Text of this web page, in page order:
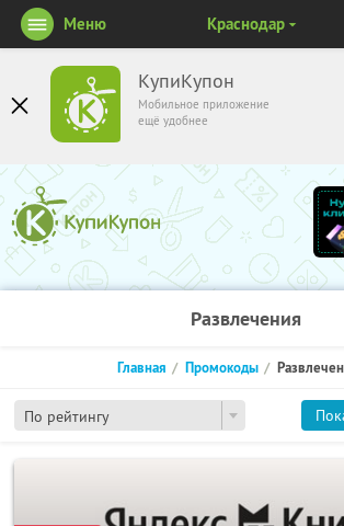
КупиКупон
Мобильное приложение
ещё удобнее
Меню Краснодар
Развлечения
По рейтингу
Главная Промокоды